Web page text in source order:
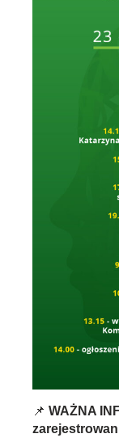
📌 WAŻNA